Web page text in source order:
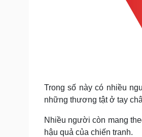
Trong số này có nhiều
những thương tật ở tay
Nhiều người còn mang
hậu quả của chiến tranh.